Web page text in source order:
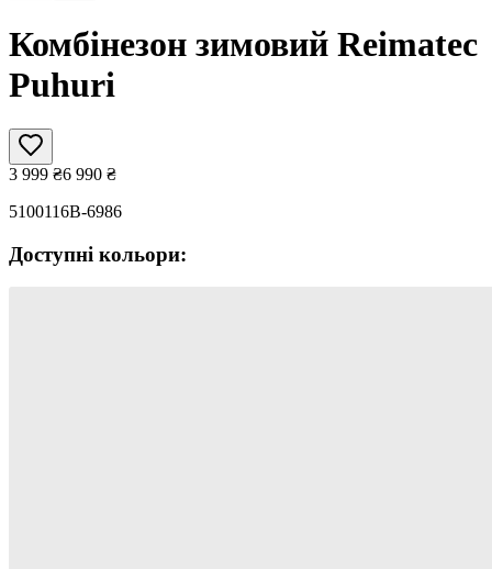
Комбінезон зимовий Reimatec
Puhuri
3 999 ₴6 990 ₴
5100116B-6986
Доступні кольори: